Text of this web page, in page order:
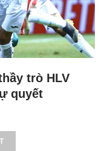
trò HLV
quyết